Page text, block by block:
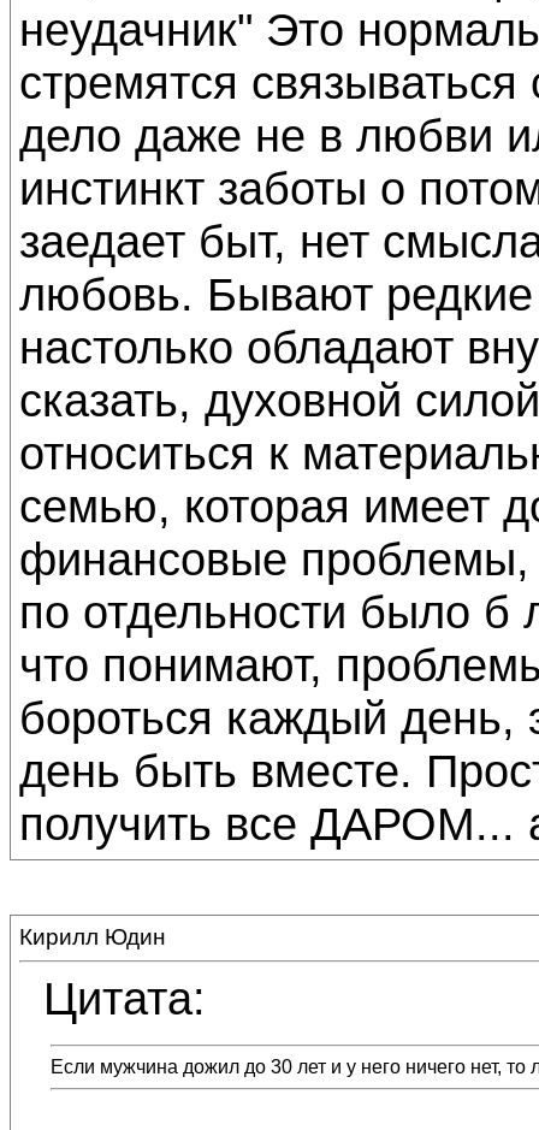
неудачник" Это
стремятся
дело даже не в любви
инстинкт заботы о
заедает быт, нет
любовь. Бывают
настолько обладают
сказать, духовной
относиться к
семью, которая имеет
финансовые проблемы,
по отдельности было б
что понимают,
бороться каждый день,
день быть вместе.
получить все ДАРОМ...
Кирилл Юдин
Цитата:
Если мужчина дожил до 30 лет и у него ничего нет,